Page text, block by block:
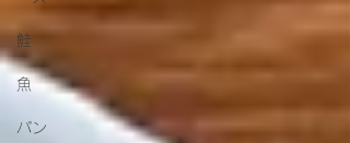
鮭
魚
パン